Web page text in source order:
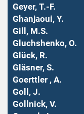
Geyer, T.-F.
Ghanjaoui, Y.
Gill, M.S.
Gluchshenko, O.
Glück, R.
Gläsner, S.
Goerttler , A.
Goll, J.
Gollnick, V.